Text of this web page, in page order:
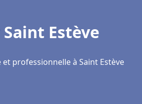
Estève
professionnelle à Saint Estève